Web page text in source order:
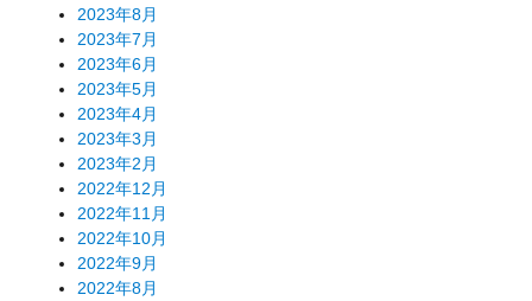
2023年8月
2023年7月
2023年6月
2023年5月
2023年4月
2023年3月
2023年2月
2022年12月
2022年11月
2022年10月
2022年9月
2022年8月